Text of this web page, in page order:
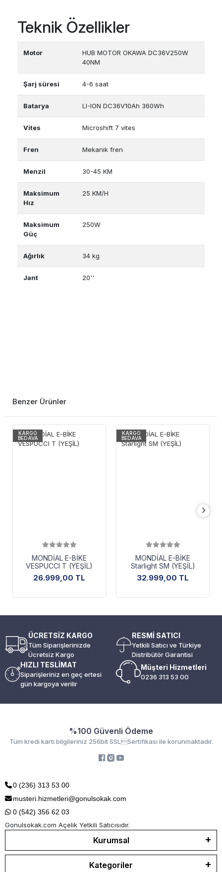
Teknik Özellikler
Motor
HUB MOTOR OKAWA DC36V250W
40NM
Şarj süresi 4-6 saat
Batarya LI-ION DC36V10Ah 360Wh
Vites Microshift 7 vites
Fren Mekanik fren
Menzil 30-45 KM
Maksimum
Hız
25 KM/H
Maksimum
Güç
250W
Ağırlık 34 kg
Jant 20''
Benzer Ürünler
KARGO
BEDAVA
MONDİAL E-BİKE
VESPUCCI T (YEŞİL)
26.999,00 TL
KARGO
BEDAVA
MONDİAL E-BİKE
Starlight SM (YEŞİL)
32.999,00 TL
ÜCRETSİZ KARGO
Tüm Siparişlerinizde
Ücretsiz Kargo
RESMİ SATICI
Yetkili Satıcı ve Türkiye
Distribütör Garantisi
HIZLI TESLİMAT
Siparişleriniz en geç ertesi
gün kargoya verilir
Müşteri Hizmetleri
0236 313 53 00
%100 Güvenli Ödeme
Tüm kredi kartı bilgileriniz 256bit SSLSertifikası ile korunmaktadır.
0 (236) 313 53 00
musteri.hizmetleri@gonulsokak.com
0 (542) 356 62 03
Gonulsokak.com Açelik Yetkili Satıcısıdır.
Kurumsal
Kategoriler